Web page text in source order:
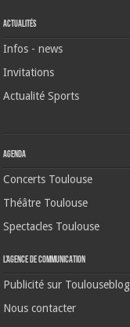
Actualités
Infos - news
Invitations
Actualité Sports
Agenda
Concerts Toulouse
Théâtre Toulouse
Spectacles Toulouse
L’agence de communication
Publicité sur Toulouseblog
Nous contacter